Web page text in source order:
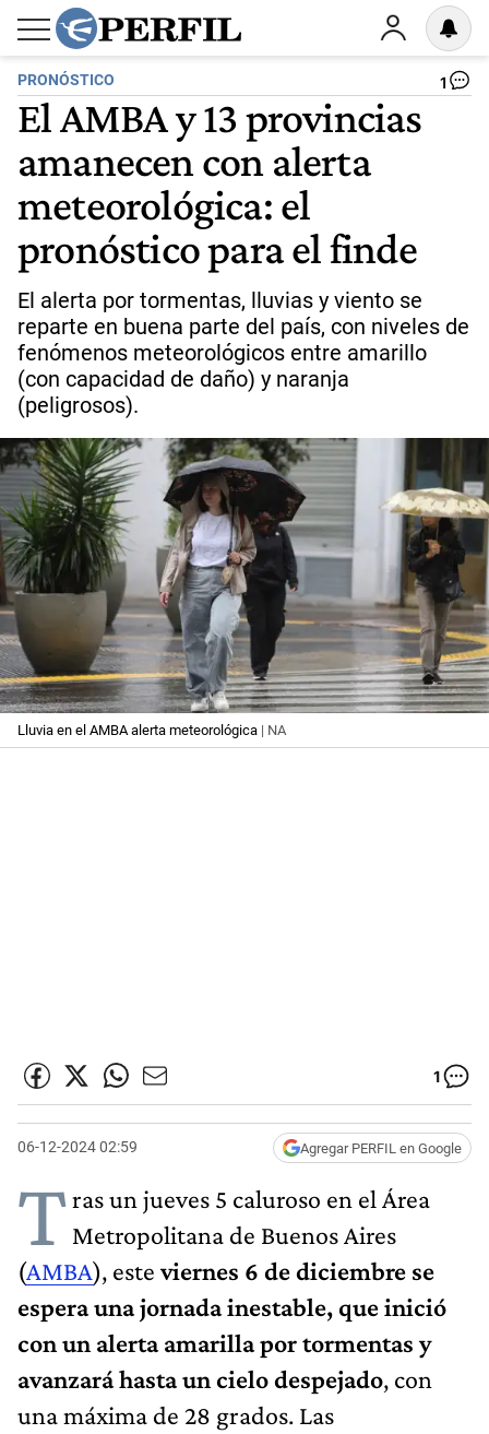
PRONÓSTICO 1
El AMBA y 13 provincias
amanecen con alerta
meteorológica: el
pronóstico para el finde
El alerta por tormentas, lluvias y viento se
reparte en buena parte del país, con niveles de
fenómenos meteorológicos entre amarillo
(con capacidad de daño) y naranja
(peligrosos).
Lluvia en el AMBA alerta meteorológica | NA
1
06-12-2024 02:59 Agregar PERFIL en Google
Tras un jueves 5 caluroso en el Área
Metropolitana de Buenos Aires
(AMBA), esteviernes 6 de diciembre se
espera una jornada inestable, que inició
con un alerta amarilla por tormentas y
avanzará hasta un cielo despejado, con
una máxima de 28 grados. Las